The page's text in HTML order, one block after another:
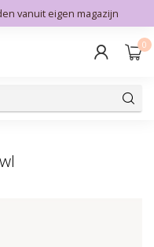
vanuit eigen magazijn
0